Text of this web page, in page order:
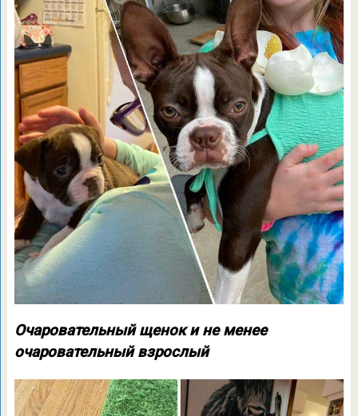
Очаровательный щенок и не менее
очаровательный взрослый